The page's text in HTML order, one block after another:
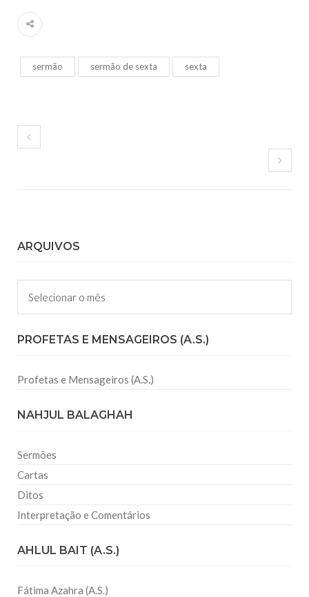
sermão sermão de sexta sexta
ARQUIVOS
Arquivos
PROFETAS E MENSAGEIROS (A.S.)
Profetas e Mensageiros (A.S.)
NAHJUL BALAGHAH
Sermões
Cartas
Ditos
Interpretação e Comentários
AHLUL BAIT (A.S.)
Fátima Azahra (A.S.)